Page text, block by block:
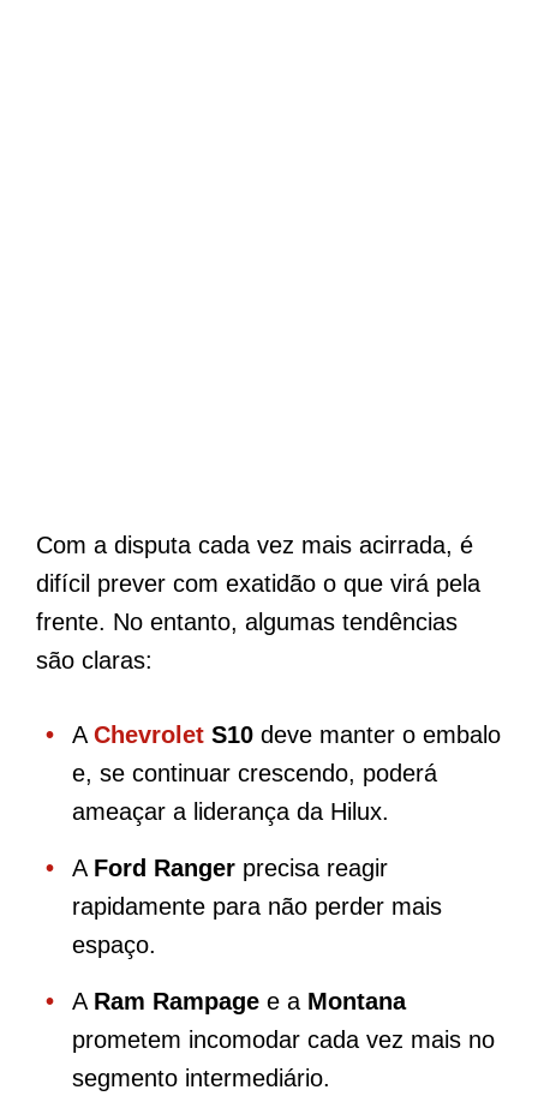
Com a disputa cada vez mais acirrada, é
difícil prever com exatidão o que virá pela
frente. No entanto, algumas tendências
são claras:
AChevrolet S10 deve manter o embalo
e, se continuar crescendo, poderá
ameaçar a liderança da Hilux.
A Ford Ranger precisa reagir
rapidamente para não perder mais
espaço.
A Ram Rampage e a Montana
prometem incomodar cada vez mais no
segmento intermediário.